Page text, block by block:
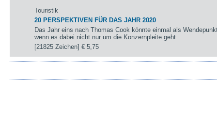
Touristik
20 PERSPEKTIVEN FÜR DAS JAHR 2020
Das Jahr eins nach Thomas Cook könnte einmal als
wenn es dabei nicht nur um die Konzernpleite geht.
[21825 Zeichen]€ 5,75